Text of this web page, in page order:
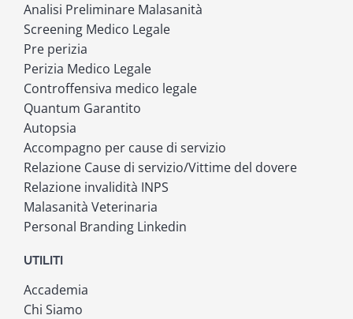
Analisi Preliminare Malasanità
Screening Medico Legale
Pre perizia
Perizia Medico Legale
Controffensiva medico legale
Quantum Garantito
Autopsia
Accompagno per cause di servizio
Relazione Cause di servizio/Vittime del dovere
Relazione invalidità INPS
Malasanità Veterinaria
Personal Branding Linkedin
UTILITI
Accademia
Chi Siamo